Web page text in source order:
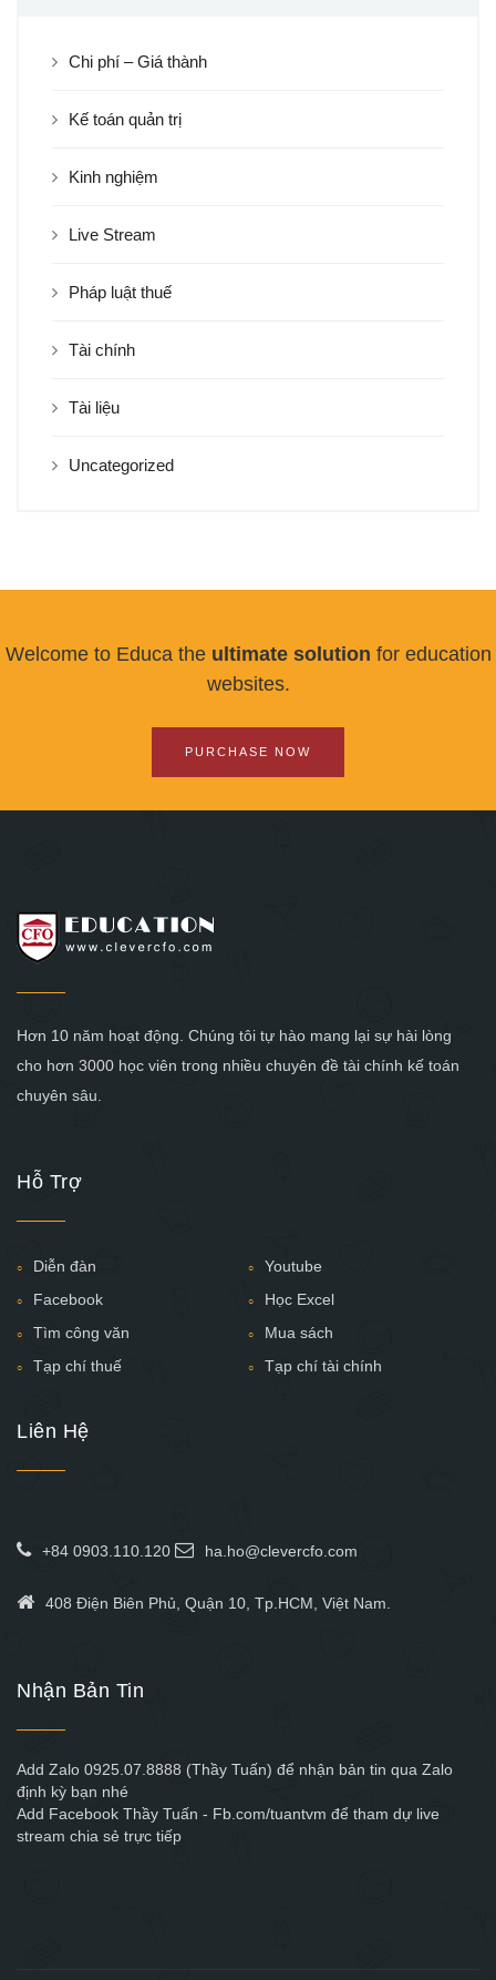
Chi phí – Giá thành
Kế toán quản trị
Kinh nghiệm
Live Stream
Pháp luật thuế
Tài chính
Tài liệu
Uncategorized
Welcome to Educa the ultimate solution for education
websites.
PURCHASE NOW
Hơn 10 năm hoạt động. Chúng tôi tự hào mang lại sự hài lòng
cho hơn 3000 học viên trong nhiều chuyên đề tài chính kế toán
chuyên sâu.
Hỗ Trợ
Diễn đàn
Youtube
Facebook
Học Excel
Tìm công văn
Mua sách
Tạp chí thuế
Tạp chí tài chính
Liên Hệ
+84 0903.110.120 ha.ho@clevercfo.com
408 Điện Biên Phủ, Quận 10, Tp.HCM, Việt Nam.
Nhận Bản Tin
Add Zalo 0925.07.8888 (Thầy Tuấn) để nhận bản tin qua Zalo
định kỳ bạn nhé
Add Facebook Thầy Tuấn - Fb.com/tuantvm để tham dự live
stream chia sẻ trực tiếp